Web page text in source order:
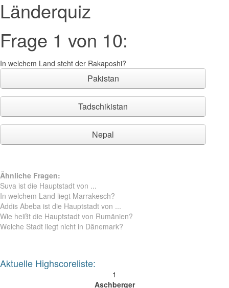
Länderquiz
Frage 1 von 10:
In welchem Land steht der Rakaposhi?
Pakistan
Tadschikistan
Nepal
Ähnliche Fragen:
Suva ist die Hauptstadt von ...
In welchem Land liegt Marrakesch?
Addis Abeba ist die Hauptstadt von ...
Wie heißt die Hauptstadt von Rumänien?
Welche Stadt liegt nicht in Dänemark?
Aktuelle Highscoreliste:
1
Aschberger